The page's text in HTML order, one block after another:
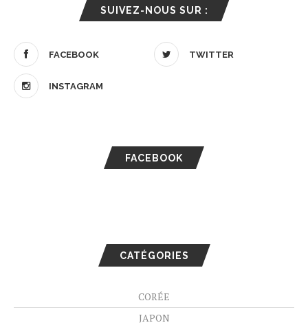
SUIVEZ-NOUS SUR :
FACEBOOK TWITTER
INSTAGRAM
FACEBOOK
CATÉGORIES
CORÉE
JAPON